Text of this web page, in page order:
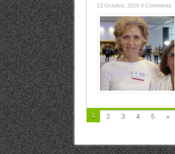
13 Octubre, 2016 0 Comments
1 2 3 4 5 »